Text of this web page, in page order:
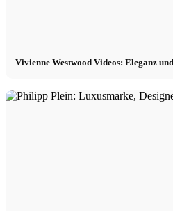
Vivienne Westwood Videos: Eleganz